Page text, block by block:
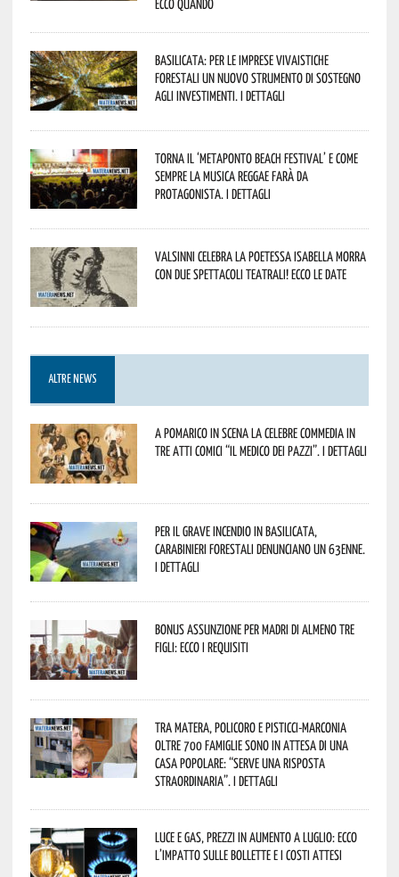
Ecco quando
Basilicata: per le imprese vivaistiche
forestali un nuovo strumento di sostegno
agli investimenti. I dettagli
Torna il ‘Metaponto beach festival’ e come
sempre la musica reggae farà da
protagonista. I dettagli
Valsinni celebra la poetessa Isabella Morra
con due spettacoli teatrali! Ecco le date
ALTRE NEWS
A Pomarico in scena la celebre commedia in
tre atti comici “Il medico dei pazzi”. I dettagli
Per il grave incendio in Basilicata,
Carabinieri forestali denunciano un 63enne.
I dettagli
Bonus assunzione per madri di almeno tre
figli: ecco i requisiti
Tra Matera, Policoro e Pisticci-Marconia
oltre 700 famiglie sono in attesa di una
casa popolare: “serve una risposta
straordinaria”. I dettagli
Luce e gas, prezzi in aumento a luglio: ecco
l’impatto sulle bollette e i costi attesi